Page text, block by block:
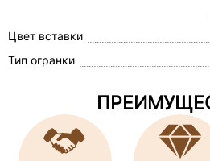
Цвет вставки
Тип огранки